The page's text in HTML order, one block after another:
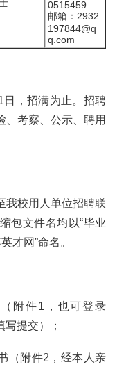
0515459
邮箱：2932
197844@q
q.com
，招满为止。招聘
、考察、公示、聘用
我校用人单位招聘联
包文件名均以“毕业
才网”命名。
附件1，也可登录
提交）；
（附件2，经本人亲